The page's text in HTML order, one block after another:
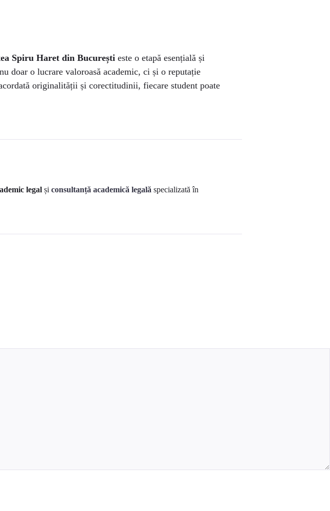
Spiru Haret din București este o etapă esențială și
doar o lucrare valoroasă academic, ci și o reputație
originalității și corectitudinii, fiecare student poate
legal și consultanță academică legală specializată în